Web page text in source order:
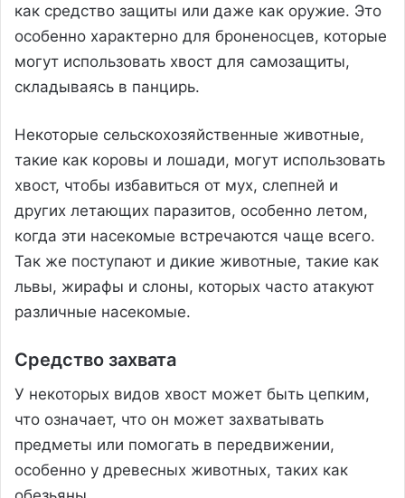
как средство защиты или даже как оружие. Это
особенно характерно для броненосцев, которые
могут использовать хвост для самозащиты,
складываясь в панцирь.
Некоторые сельскохозяйственные животные,
такие как коровы и лошади, могут использовать
хвост, чтобы избавиться от мух, слепней и
других летающих паразитов, особенно летом,
когда эти насекомые встречаются чаще всего.
Так же поступают и дикие животные, такие как
львы, жирафы и слоны, которых часто атакуют
различные насекомые.
Средство захвата
У некоторых видов хвост может быть цепким,
что означает, что он может захватывать
предметы или помогать в передвижении,
особенно у древесных животных, таких как